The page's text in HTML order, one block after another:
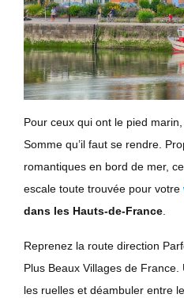
Pour ceux qui ont le pied
Somme qu’il faut se rendre.
romantiques en bord de mer,
escale toute trouvée pour votre
dans les Hauts-de-France
Reprenez la route direction
Plus Beaux Villages de
les ruelles et déambuler entre